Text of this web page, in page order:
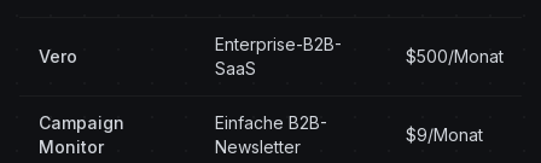
Vero
Enterprise-B2B-
SaaS
$500/Monat
Campaign
Monitor
Einfache B2B-
Newsletter
$9/Monat